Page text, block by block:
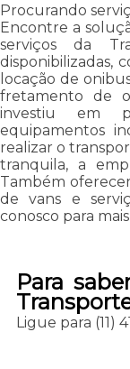
Procurando
Encontre a
serviços da
disponibilizadas,
locação de
fretamento de
investiu em
equipamentos
realizar o
tranquila, a
Também
de vans e
conosco para
Para
Ligue para (11)